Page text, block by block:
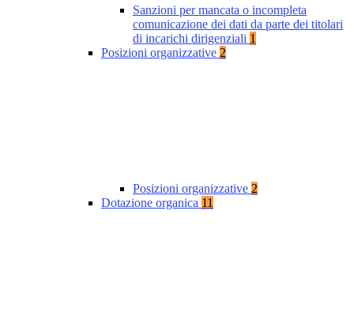
Sanzioni per mancata o incompleta
comunicazione dei dati da parte dei titolari
di incarichi dirigenziali 1
Posizioni organizzative 2
Posizioni organizzative 2
Dotazione organica 11